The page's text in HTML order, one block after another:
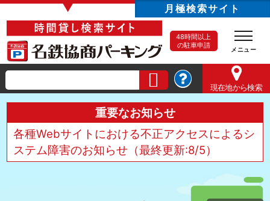
▼ 月極検索サイト
48時間以上
の駐車申請
現在地から検索
重要なお知らせ
各種Webサイトにおける不正アクセスによるシ
ステム障害のお知らせ（最終更新:8/5）